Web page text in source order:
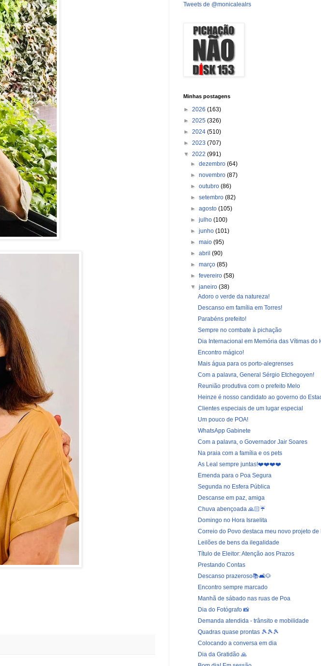
Tweets de @monicalealrs
Minhas postagens
► 2026 (163)
► 2025 (326)
► 2024 (510)
► 2023 (707)
▼ 2022 (991)
►dezembro(64)
►novembro(87)
►outubro(86)
►setembro(82)
►agosto(105)
►julho(100)
►junho(101)
►maio(95)
►abril(90)
►março(85)
►fevereiro(58)
▼janeiro(38)
Adoro o verde da natureza!
Descanso em família em Torres!
Parabéns prefeito!
Sempre no combate à pichação
Dia Internacional em Memória das Vítimas do
Encontro mágico!
Mais água para os porto-alegrenses
Com a palavra, General Sérgio Etchegoyen!
Reunião produtiva com o prefeito Melo
Heinze é nosso candidato ao governo do
Clientes especiais de um lugar especial
Um pouco de POA!
WhatsApp Gabinete
Com a palavra, o Governador Jair Soares
Na praia com a família e os pets
As Leal sempre juntas!❤️❤️❤️❤️
Emenda para o Poa Segura
Segunda no Esfera Pública
Descanse em paz, amiga
Chuva abençoada 🙏🏻☔️
Domingo no Hora Israelita
Correio do Povo destaca meu novo projeto de
Leilões de bens da ilegalidade
Título de Eleitor: Atenção aos Prazos
Prestando Contas
Descanso prazeroso📚🛋️🐶
Encontro sempre marcado
Manhã de sábado nas ruas de Poa
Dia do Fotógrafo 📸
Demanda atendida - trânsito e mobilidade
Quadras quase prontas 🎾🎾🎾
Colocando a conversa em dia
Dia da Gratidão 🙏